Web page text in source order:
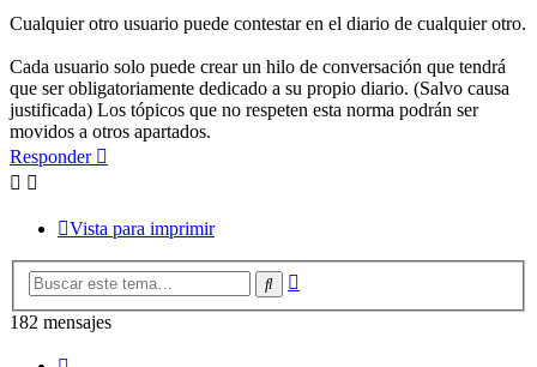
Cualquier otro usuario puede contestar en el diario de cualquier otro.
Cada usuario solo puede crear un hilo de conversación que tendrá
que ser obligatoriamente dedicado a su propio diario. (Salvo causa
justificada) Los tópicos que no respeten esta norma podrán ser
movidos a otros apartados.
Responder
Vista para imprimir
Buscar
182 mensajes